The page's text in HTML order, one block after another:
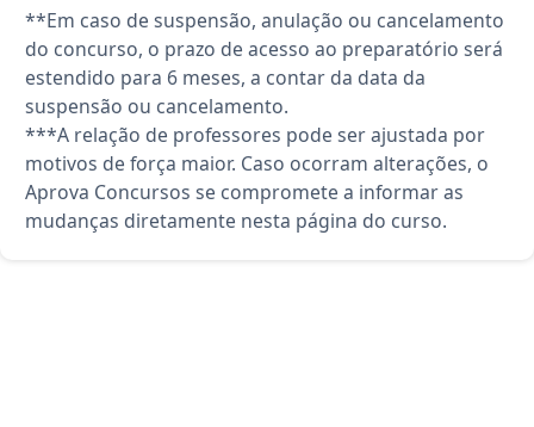
**Em caso de suspensão, anulação ou cancelamento
do concurso, o prazo de acesso ao preparatório será
estendido para 6 meses, a contar da data da
suspensão ou cancelamento.
***A relação de professores pode ser ajustada por
motivos de força maior. Caso ocorram alterações, o
Aprova Concursos se compromete a informar as
mudanças diretamente nesta página do curso.